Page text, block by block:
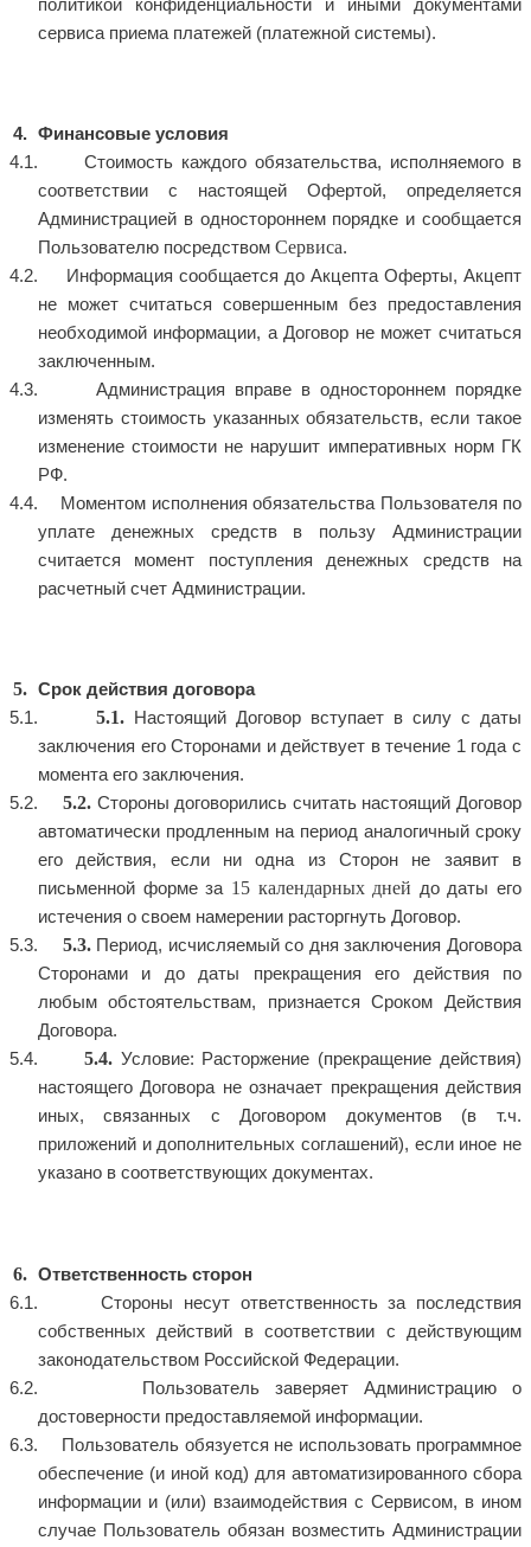
политикой конфиденциальности и иными документами
сервиса приема платежей (платежной системы).
Финансовые условия
Стоимость каждого обязательства, исполняемого в
соответствии с настоящей Офертой, определяется
Администрацией в одностороннем порядке и сообщается
Пользователю посредством Сервиса.
Информация сообщается до Акцепта Оферты, Акцепт
не может считаться совершенным без предоставления
необходимой информации, а Договор не может считаться
заключенным.
Администрация вправе в одностороннем порядке
изменять стоимость указанных обязательств, если такое
изменение стоимости не нарушит императивных норм ГК
РФ.
Моментом исполнения обязательства Пользователя по
уплате денежных средств в пользу Администрации
считается момент поступления денежных средств на
расчетный счет Администрации.
Срок действия договора
5.1.Настоящий Договор вступает в силу с даты
заключения его Сторонами и действует в течение 1 года с
момента его заключения.
5.2.Стороны договорились считать настоящий Договор
автоматически продленным на период аналогичный сроку
его действия, если ни одна из Сторон не заявит в
письменной форме за 15 календарных дней до даты его
истечения о своем намерении расторгнуть Договор.
5.3.Период, исчисляемый со дня заключения Договора
Сторонами и до даты прекращения его действия по
любым обстоятельствам, признается Сроком Действия
Договора.
5.4.Условие: Расторжение (прекращение действия)
настоящего Договора не означает прекращения действия
иных, связанных с Договором документов (в т.ч.
приложений и дополнительных соглашений), если иное не
указано в соответствующих документах.
Ответственность сторон
Стороны несут ответственность за последствия
собственных действий в соответствии с действующим
законодательством Российской Федерации.
Пользователь заверяет Администрацию о
достоверности предоставляемой информации.
Пользователь обязуется не использовать программное
обеспечение (и иной код) для автоматизированного сбора
информации и (или) взаимодействия с Сервисом, в ином
случае Пользователь обязан возместить Администрации